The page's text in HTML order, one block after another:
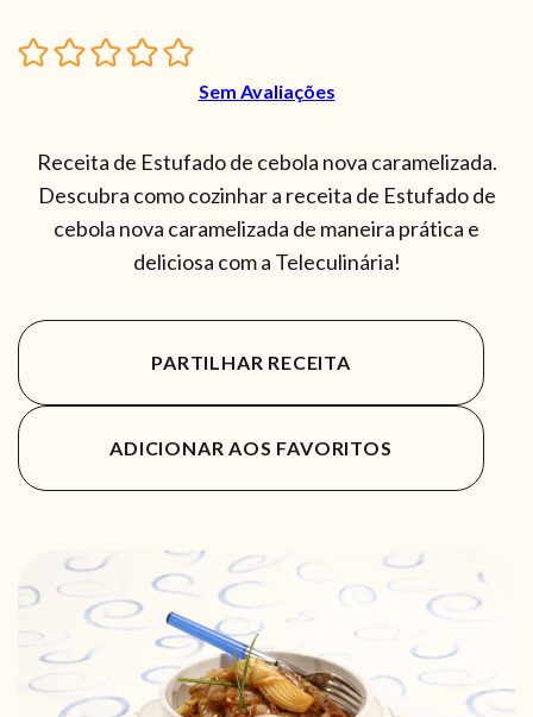
Sem Avaliações
Receita de Estufado de cebola nova caramelizada.
Descubra como cozinhar a receita de Estufado de
cebola nova caramelizada de maneira prática e
deliciosa com a Teleculinária!
PARTILHAR RECEITA
ADICIONAR AOS FAVORITOS